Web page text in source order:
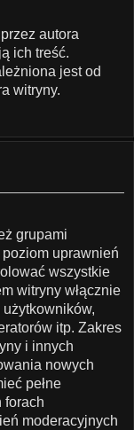
autora
ich treść.
jest od
witryny.
grupami
uprawnień
wszystkie
witryny włącznie
itp. Zakres
i innych
nowych
pełne
forach
moderacyjnych